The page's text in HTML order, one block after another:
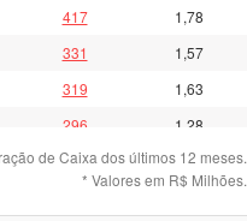
417 1,78
331 1,57
319 1,63
296 1,28
231 1,01
de Caixa dos últimos 12 meses.
* Valores em R$ Milhões.